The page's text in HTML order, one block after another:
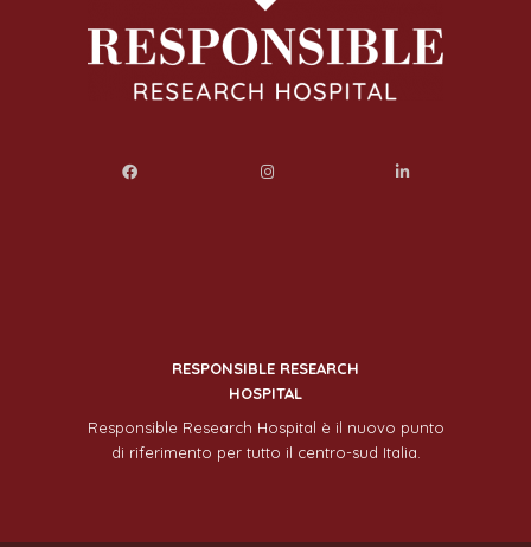
RESPONSIBLE RESEARCH
HOSPITAL
Responsible Research Hospital è il nuovo punto
di riferimento per tutto il centro-sud Italia.